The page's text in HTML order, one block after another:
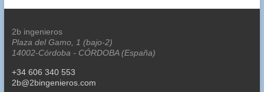
2b ingenieros
Plaza del Gamo, 1 (bajo-2)
14002-Córdoba - CÓRDOBA (España)
+34 606 340 553
2b@2bingenieros.com